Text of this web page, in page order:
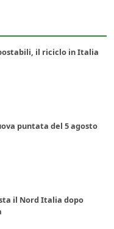
il riciclo in Italia
puntata del 5 agosto
il Nord Italia dopo